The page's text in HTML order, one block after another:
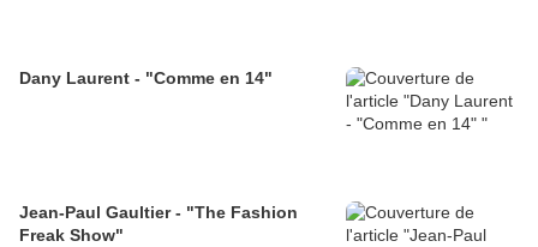
Dany Laurent - "Comme en 14"
Jean-Paul Gaultier - "The Fashion
Freak Show"